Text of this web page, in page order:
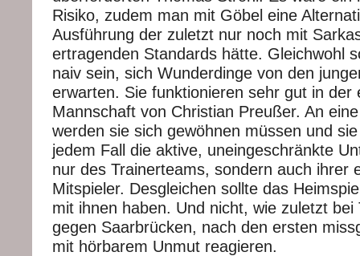
Risiko, zudem man mit Göbel eine
Ausführung der zuletzt nur noch mit
ertragenden Standards hätte. Gleichwohl
naiv sein, sich Wunderdinge von den
erwarten. Sie funktionieren sehr gut in der
Mannschaft von Christian Preußer. An
werden sie sich gewöhnen müssen und
jedem Fall die aktive, uneingeschränkte
nur des Trainerteams, sondern auch ihrer
Mitspieler. Desgleichen sollte das
mit ihnen haben. Und nicht, wie zuletzt bei
gegen Saarbrücken, nach den ersten
mit hörbarem Unmut reagieren.